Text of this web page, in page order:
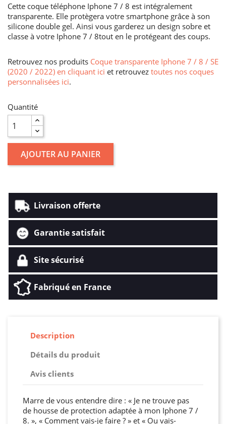
Cette coque téléphone Iphone 7 / 8 est intégralement
transparente. Elle protègera votre smartphone grâce à son
silicone double gel. Ainsi vous garderez un design sobre et
classe à votre Iphone 7 / 8tout en le protégeant des coups.
Retrouvez nos produits Coque transparente Iphone 7 / 8 / SE
(2020 / 2022) en cliquant ici et retrouvez toutes nos coques
personnalisées ici.
Quantité
AJOUTER AU PANIER
Livraison offerte
Garantie satisfait
Site sécurisé
Fabriqué en France
Description
Détails du produit
Avis clients
Marre de vous entendre dire : « Je ne trouve pas
de housse de protection adaptée à mon Iphone 7 /
8. », « Comment vais-je faire ? » et « Ou vais-